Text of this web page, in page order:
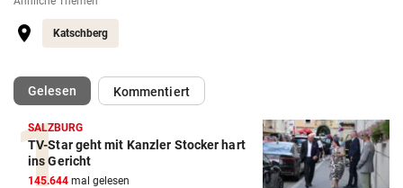
Katschberg
Gelesen(ausgewählt)Kommentiert
SALZBURG
TV-Star geht mit Kanzler Stocker hart
ins Gericht
145.644 mal gelesen